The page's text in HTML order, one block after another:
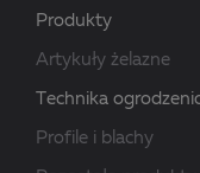
Produkty
Artykuły żelazne
Technika
Profile i blachy